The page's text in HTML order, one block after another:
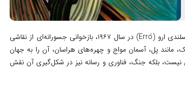
اثر «جیغ دوم» (The Second Scream)، خلق‌شده توسط هنرمند ایسلندی ارو (Erró) در سال ۱۹۶۷، بازخوانی جسورانه‌ای از نقاشی
مانند پل، آسمان مواج و چهره‌های هراسان، آن را به جهان
بلکه جنگ، فناوری و رسانه نیز در شکل‌گیری آن نقش